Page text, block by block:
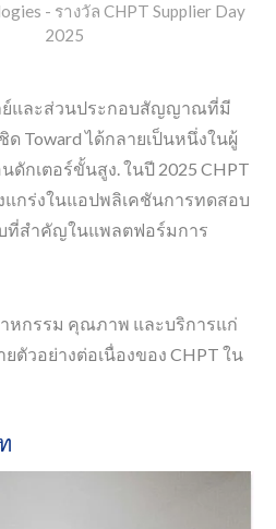
- รางวัล CHPT Supplier Day
2025
ลย์และส่วนประกอบสัญญาณที่มี
Toward ได้กลายเป็นหนึ่งในผู้
กเตอร์ขั้นสูง. ในปี 2025 CHPT
แกร่งในแอปพลิเคชันการทดสอบ
บที่สำคัญในแพลตฟอร์มการ
หกรรม คุณภาพ และบริการแก่
ตัวอย่างต่อเนื่องของ CHPT ใน